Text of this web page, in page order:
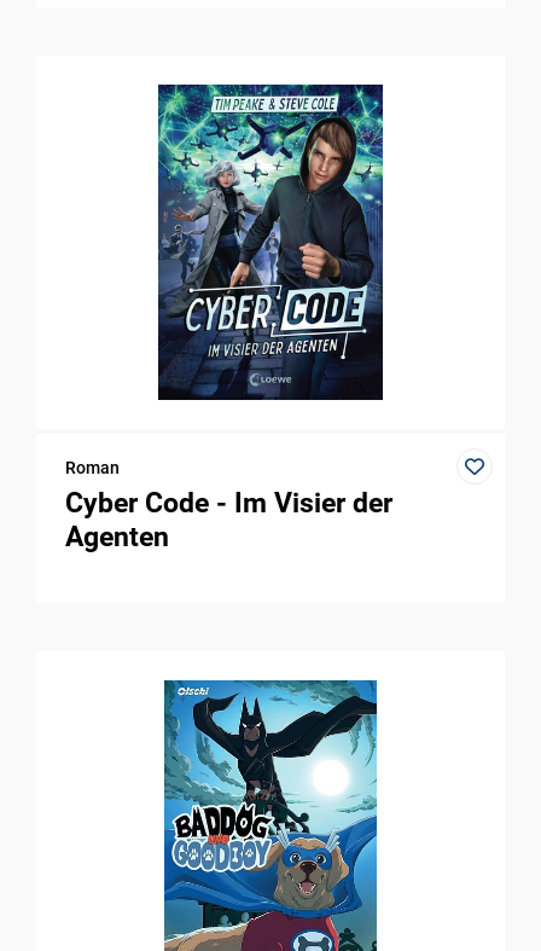
Roman
Cyber Code - Im Visier der
Agenten